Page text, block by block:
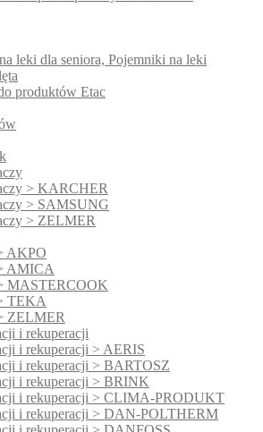
leki dla seniora, Pojemniki na leki
produktów Etac
> KARCHER
> SAMSUNG
> ZELMER
AKPO
AMICA
MASTERCOOK
TEKA
ZELMER
i rekuperacji
i rekuperacji > AERIS
i rekuperacji > BARTOSZ
i rekuperacji > BRINK
i rekuperacji > CLIMA-PRODUKT
i rekuperacji > DAN-POLTHERM